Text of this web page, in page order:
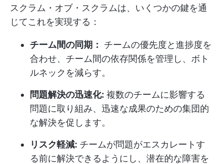
スクラム・オブ・スクラムは、いくつかの鍵を通
じてこれを実現する：
チーム間の同期：
チームの優先度と進捗度を
合わせ、チーム間の依存関係を管理し、ボト
ルネックを減らす。
問題解決の迅速化: 複数のチームに影響する
問題に取り組み、迅速な成果のための集団的
な解決を促します。
リスク軽減: チームが問題がエスカレートす
る前に解決できるようにし、潜在的な障害を